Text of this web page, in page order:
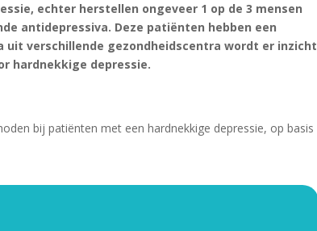
echter herstellen ongeveer 1 op de 3 mensen
antidepressiva. Deze patiënten hebben een
uit verschillende gezondheidscentra wordt er inzicht
hardnekkige depressie.
bij patiënten met een hardnekkige depressie, op basis